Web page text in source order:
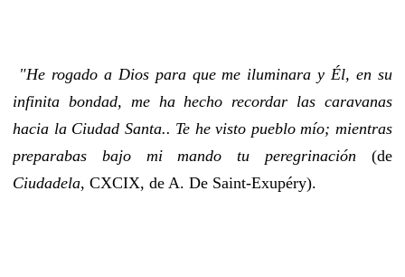
"He rogado a Dios para que me iluminara y Él, en su
infinita bondad, me ha hecho recordar las caravanas
hacia la Ciudad Santa.. Te he visto pueblo mío; mientras
preparabas bajo mi mando tu peregrinación (de
Ciudadela, CXCIX, de A. De Saint-Exupéry).